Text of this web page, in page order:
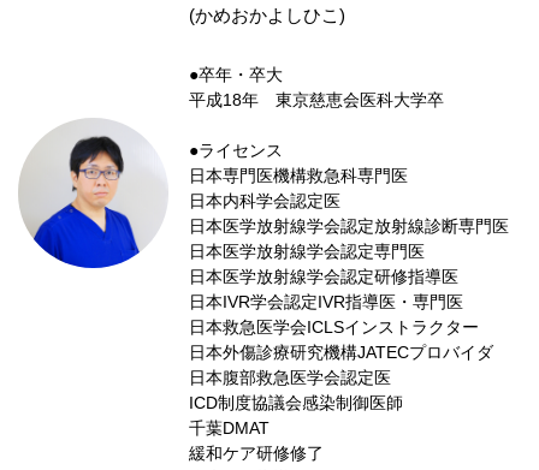
(かめおかよしひこ)
●卒年・卒大
平成18年 東京慈恵会医科大学卒
●ライセンス
日本専門医機構救急科専門医
日本内科学会認定医
日本医学放射線学会認定放射線診断専門医
日本医学放射線学会認定専門医
日本医学放射線学会認定研修指導医
日本IVR学会認定IVR指導医・専門医
日本救急医学会ICLSインストラクター
日本外傷診療研究機構JATECプロバイダ
日本腹部救急医学会認定医
ICD制度協議会感染制御医師
千葉DMAT
緩和ケア研修修了